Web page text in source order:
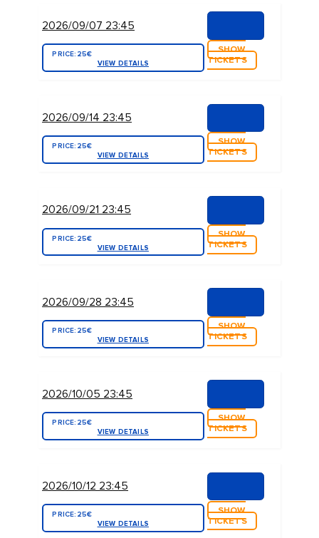
2026/09/07 23:45
PRICE: 25€
VIEW DETAILS
SHOW
TICKETS
2026/09/14 23:45
PRICE: 25€
VIEW DETAILS
SHOW
TICKETS
2026/09/21 23:45
PRICE: 25€
VIEW DETAILS
SHOW
TICKETS
2026/09/28 23:45
PRICE: 25€
VIEW DETAILS
SHOW
TICKETS
2026/10/05 23:45
PRICE: 25€
VIEW DETAILS
SHOW
TICKETS
2026/10/12 23:45
PRICE: 25€
VIEW DETAILS
SHOW
TICKETS